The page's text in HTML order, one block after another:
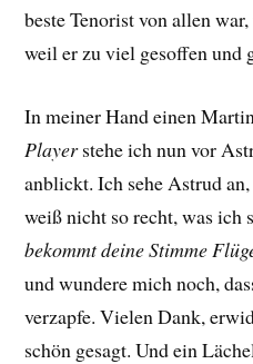
beste Tenorist von allen
weil er zu viel gesoffen und
In meiner Hand einen
Playerstehe ich nun vor
anblickt. Ich sehe Astrud
weiß nicht so recht, was ich
bekommt deine Stimme
und wundere mich noch,
verzapfe. Vielen Dank,
schön gesagt. Und ein